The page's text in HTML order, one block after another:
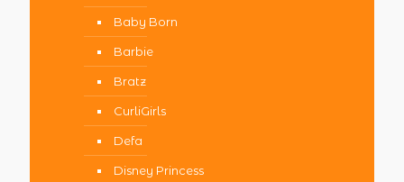
Baby Born
Barbie
Bratz
CurliGirls
Defa
Disney Princess